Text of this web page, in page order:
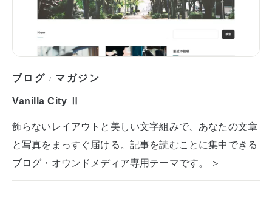
ブログ / マガジン
Vanilla City Ⅱ
飾らないレイアウトと美しい文字組みで、あなたの文章
と写真をまっすぐ届ける。記事を読むことに集中できる
ブログ・オウンドメディア専用テーマです。 ＞